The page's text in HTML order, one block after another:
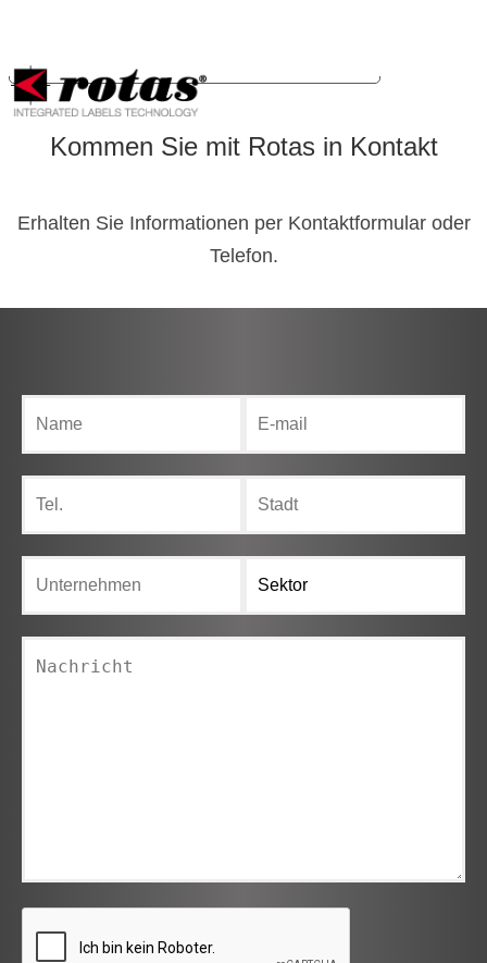
Kommen Sie mit Rotas in Kontakt
Erhalten Sie Informationen per Kontaktformular oder
Telefon.
Hinweis bei Erhebung